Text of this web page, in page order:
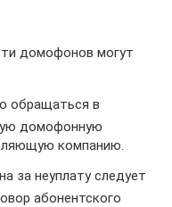
домофонов могут
обращаться в
домофонную
компанию.
за неуплату следует
абонентского